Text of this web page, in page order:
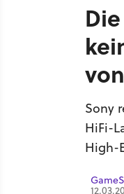
Sony
HiFi-
High-